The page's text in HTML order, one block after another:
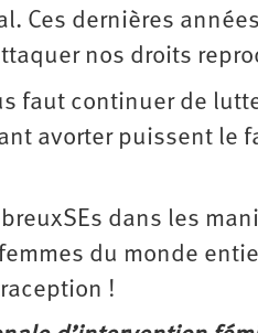
Ces dernières
nos droits
faut continuer de
avorter puissent le
dans les
du monde
!